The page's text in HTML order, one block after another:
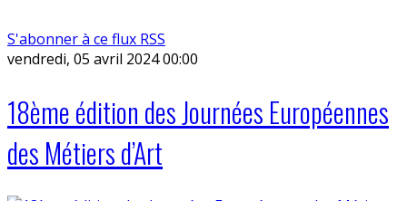
S'abonner à ce flux RSS
vendredi, 05 avril 2024 00:00
18ème édition des Journées Européennes
des Métiers d’Art